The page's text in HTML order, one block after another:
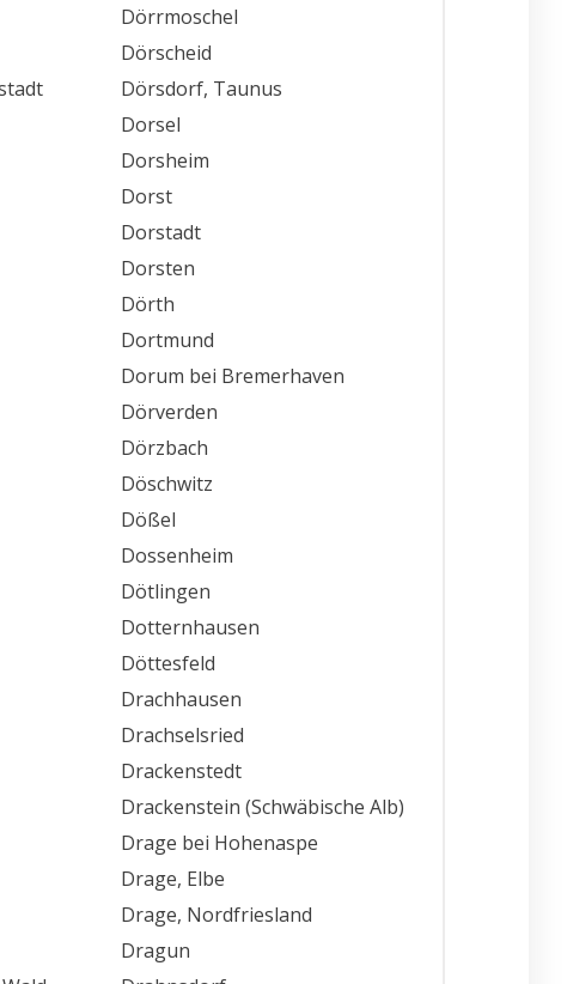
Dörrmoschel
Dörscheid
Dörsdorf, Taunus
Dorsel
Dorsheim
Dorst
Dorstadt
Dorsten
Dörth
Dortmund
Dorum bei Bremerhaven
Dörverden
Dörzbach
Döschwitz
Dößel
Dossenheim
Dötlingen
Dotternhausen
Döttesfeld
Drachhausen
Drachselsried
Drackenstedt
Drackenstein (Schwäbische Alb)
Drage bei Hohenaspe
Drage, Elbe
Drage, Nordfriesland
Dragun